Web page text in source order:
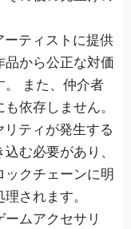
ティストに提供
品から公正な対価
。 また、仲介者
依存しません。
ティが発生する
む必要があり、
クチェーンに明
されます。
ムアクセサリ